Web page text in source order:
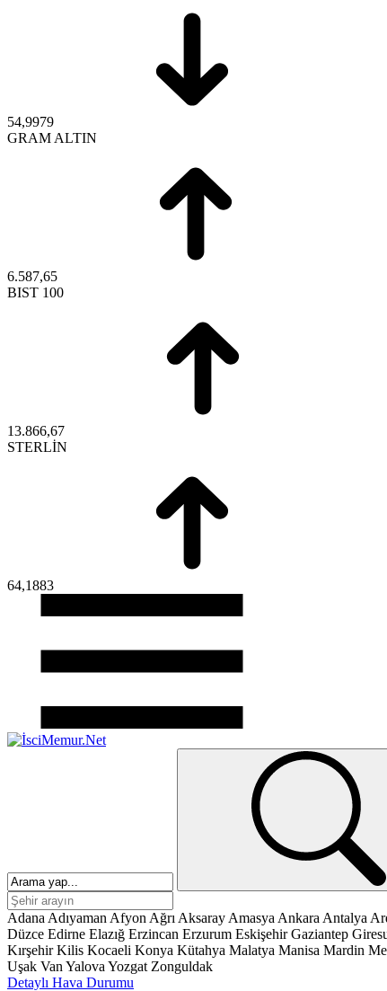
54,9979
GRAM ALTIN
6.587,65
BIST 100
13.866,67
STERLİN
64,1883
Adana Adıyaman Afyon Ağrı Aksaray Amasya Ankara Antalya
Düzce Edirne Elazığ Erzincan Erzurum Eskişehir Gaziantep
Kırşehir Kilis Kocaeli Konya Kütahya Malatya Manisa Mardin
Uşak Van Yalova Yozgat Zonguldak
Detaylı Hava Durumu